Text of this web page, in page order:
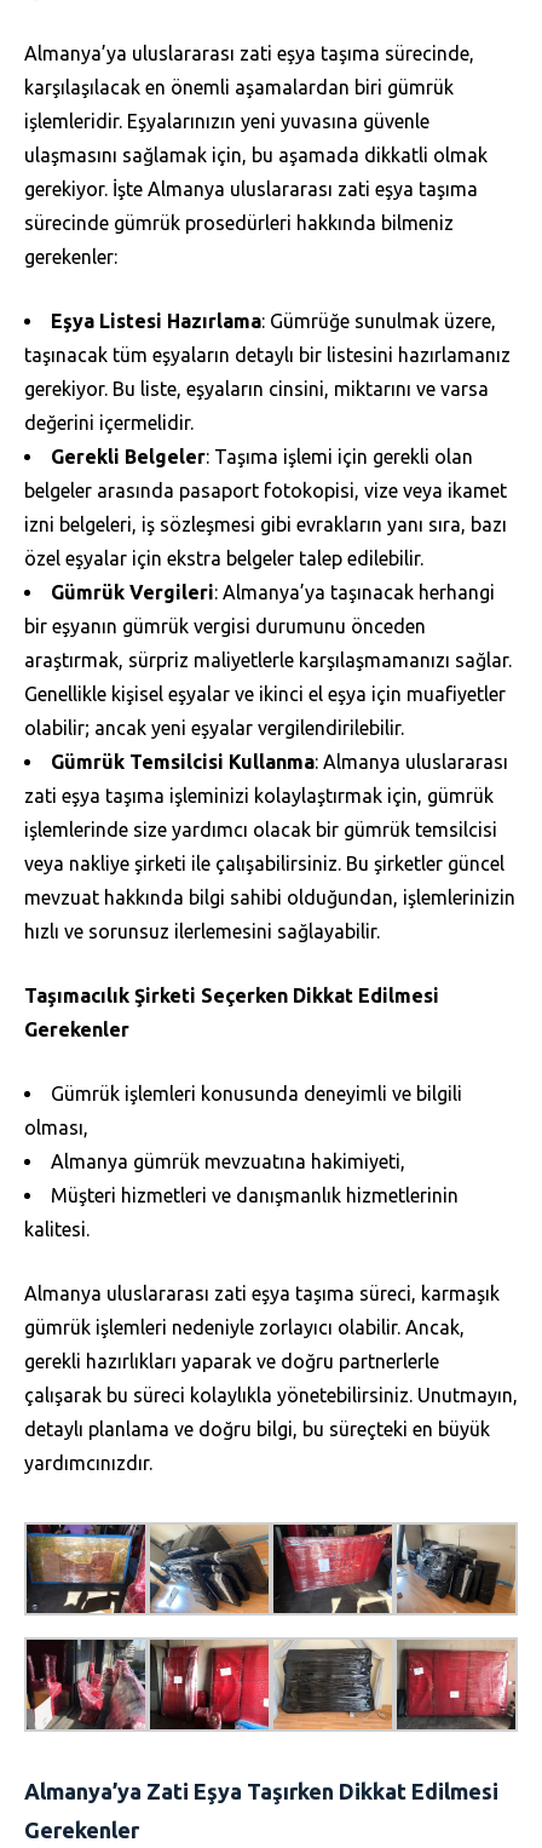
Almanya’ya uluslararası zati eşya taşıma sürecinde,
karşılaşılacak en önemli aşamalardan biri gümrük
işlemleridir. Eşyalarınızın yeni yuvasına güvenle
ulaşmasını sağlamak için, bu aşamada dikkatli olmak
gerekiyor. İşte Almanya uluslararası zati eşya taşıma
sürecinde gümrük prosedürleri hakkında bilmeniz
gerekenler:
Eşya Listesi Hazırlama: Gümrüğe sunulmak üzere,
taşınacak tüm eşyaların detaylı bir listesini hazırlamanız
gerekiyor. Bu liste, eşyaların cinsini, miktarını ve varsa
değerini içermelidir.
Gerekli Belgeler: Taşıma işlemi için gerekli olan
belgeler arasında pasaport fotokopisi, vize veya ikamet
izni belgeleri, iş sözleşmesi gibi evrakların yanı sıra, bazı
özel eşyalar için ekstra belgeler talep edilebilir.
Gümrük Vergileri: Almanya’ya taşınacak herhangi
bir eşyanın gümrük vergisi durumunu önceden
araştırmak, sürpriz maliyetlerle karşılaşmamanızı sağlar.
Genellikle kişisel eşyalar ve ikinci el eşya için muafiyetler
olabilir; ancak yeni eşyalar vergilendirilebilir.
Gümrük Temsilcisi Kullanma: Almanya uluslararası
zati eşya taşıma işleminizi kolaylaştırmak için, gümrük
işlemlerinde size yardımcı olacak bir gümrük temsilcisi
veya nakliye şirketi ile çalışabilirsiniz. Bu şirketler güncel
mevzuat hakkında bilgi sahibi olduğundan, işlemlerinizin
hızlı ve sorunsuz ilerlemesini sağlayabilir.
Taşımacılık Şirketi Seçerken Dikkat Edilmesi
Gerekenler
Gümrük işlemleri konusunda deneyimli ve bilgili
olması,
Almanya gümrük mevzuatına hakimiyeti,
Müşteri hizmetleri ve danışmanlık hizmetlerinin
kalitesi.
Almanya uluslararası zati eşya taşıma süreci, karmaşık
gümrük işlemleri nedeniyle zorlayıcı olabilir. Ancak,
gerekli hazırlıkları yaparak ve doğru partnerlerle
çalışarak bu süreci kolaylıkla yönetebilirsiniz. Unutmayın,
detaylı planlama ve doğru bilgi, bu süreçteki en büyük
yardımcınızdır.
Almanya’ya Zati Eşya Taşırken Dikkat Edilmesi
Gerekenler